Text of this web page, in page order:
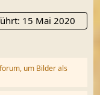
15 Mai 2020
um Bilder als